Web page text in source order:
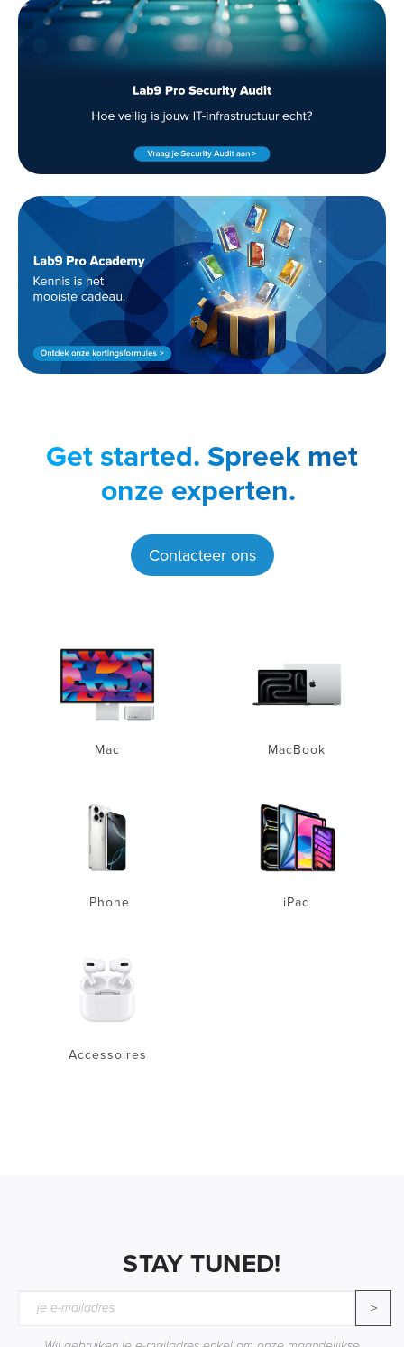
Get started.Spreek met
onze experten.
Contacteer ons
Mac MacBook
iPhone iPad
Accessoires
STAY TUNED!
>